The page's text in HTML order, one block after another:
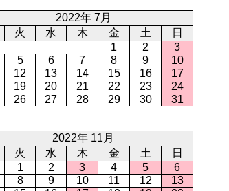
2022年 7月
火 水 木 金 土
日
1
2
3
5 6 7 8 9
10
12 13 14 15 16
17
19 20 21 22 23
24
26 27 28 29 30 31
2022年 11月
火 水 木 金 土
日
1
2 3 4 5
6
8 9 10 11 12
13